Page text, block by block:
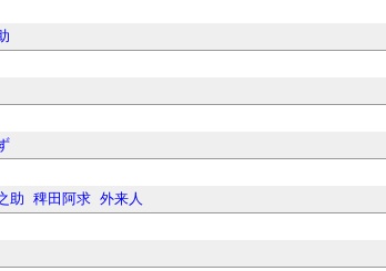
助 稗田阿求 外来人